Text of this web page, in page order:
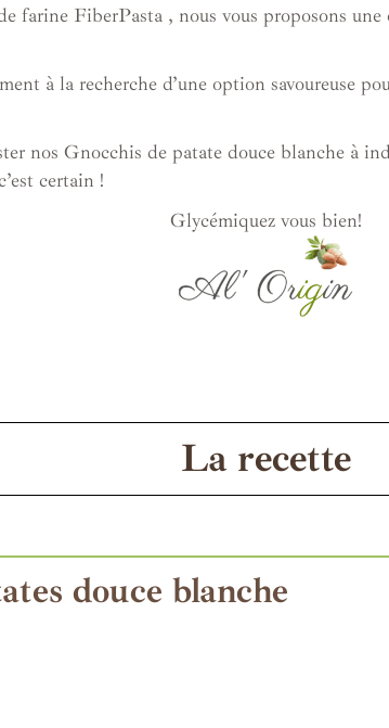
farine FiberPasta , nous vous proposons
à la recherche d’une option savoureuse
nos Gnocchis de patate douce blanche à
certain !
Glycémiquez vous bien!
La recette
douce blanche